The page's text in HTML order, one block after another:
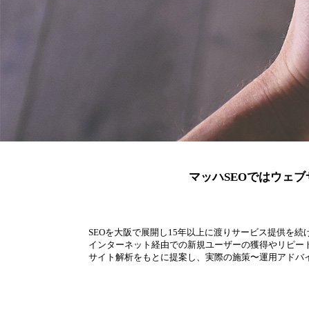
マッハSEOではウェ
SEOを大阪で展開し15年以上に渡りサービス提供を続
インターネット経由での新規ユーザーの獲得やリピ
サイト解析をもとに提案し、実際の施策〜運用アドバ